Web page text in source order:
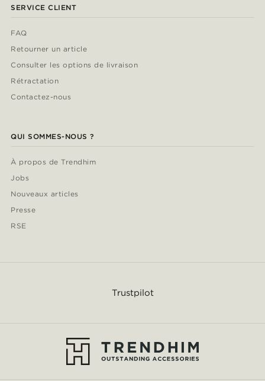
SERVICE CLIENT
FAQ
Retourner un article
Consulter les options de livraison
Rétractation
Contactez-nous
QUI SOMMES-NOUS ?
À propos de Trendhim
Jobs
Nouveaux articles
Presse
RSE
Trustpilot